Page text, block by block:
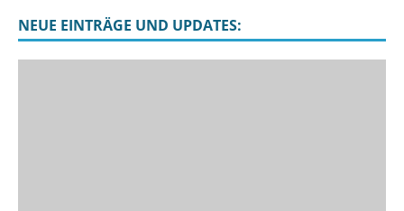
NEUE EINTRÄGE UND UPDATES: